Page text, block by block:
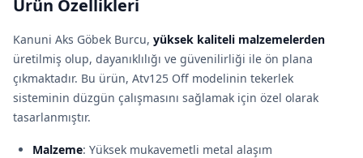
Ürün Özellikleri
Kanuni Aks Göbek Burcu, yüksek kaliteli malzemelerden
üretilmiş olup, dayanıklılığı ve güvenilirliği ile ön plana
çıkmaktadır. Bu ürün, Atv125 Off modelinin tekerlek
sisteminin düzgün çalışmasını sağlamak için özel olarak
tasarlanmıştır.
Malzeme: Yüksek mukavemetli metal alaşım